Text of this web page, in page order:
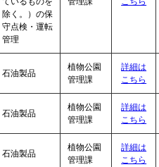
除く。）の保
守点検・運転
管理
石油製品
植物公園
管理課
詳細は
こちら
石油製品
植物公園
管理課
詳細は
こちら
石油製品
植物公園
管理課
詳細は
こちら